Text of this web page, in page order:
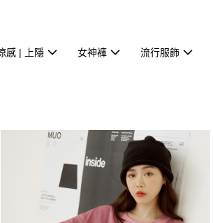
感 | 上隱 女神褲 流行服飾